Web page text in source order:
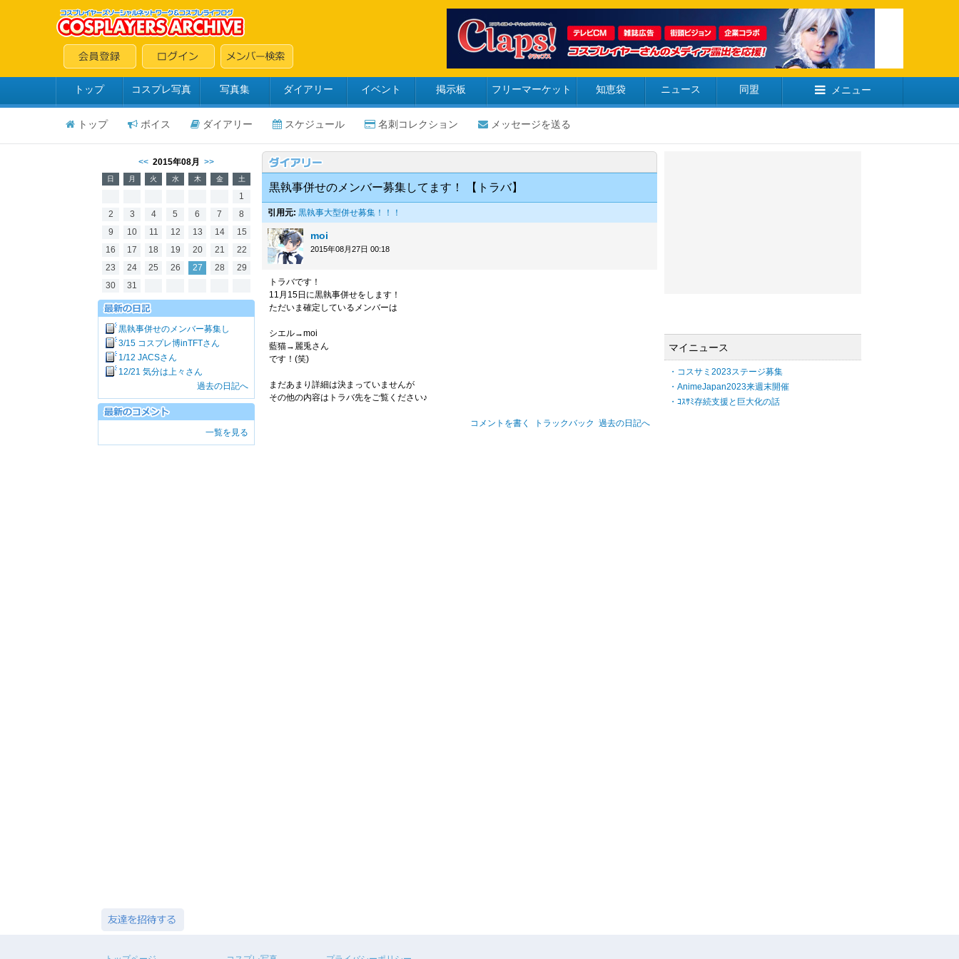
トップ コスプレ写真 写真集 ダイアリー イベント 掲示板 フリーマーケット 知恵袋 ニュース 同盟 メニュー
トップ ボイス ダイアリー スケジュール 名刺コレクション メッセージを送る
<< 2015年08月 >>
日 月 火 水 木 金 土
1
2
3 4 5 6 7
8
9
10 11 12 13 14
15
16
17 18 19 20 21
22
23
24 25 26 27 28
29
30
31
黒執事併せのメンバー募集し
3/15 コスプレ博inTFTさん
1/12 JACSさん
12/21 気分は上々さん
過去の日記へ
一覧を見る
黒執事併せのメンバー募集してます！ 【トラバ】
引用元: 黒執事大型併せ募集！！！
moi
2015年08月27日 00:18
トラバです！
11月15日に黒執事併せをします！
ただいま確定しているメンバーは
シエル→moi
藍猫→麗兎さん
です！(笑)
まだあまり詳細は決まっていませんが
その他の内容はトラバ先をご覧ください♪
コメントを書く トラックバック 過去の日記へ
マイニュース
・コスサミ2023ステージ募集
・AnimeJapan2023来週末開催
・ｺｽｻﾐ存続支援と巨大化の話